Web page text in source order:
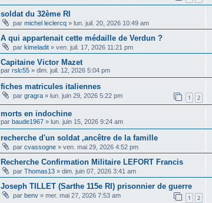
soldat du 32ème RI
par michel leclercq » lun. juil. 20, 2026 10:49 am
A qui appartenait cette médaille de Verdun ?
par kimeladit » ven. juil. 17, 2026 11:21 pm
Capitaine Victor Mazet
par rslc55 » dim. juil. 12, 2026 5:04 pm
fiches matricules italiennes
par gragra » lun. juin 29, 2026 5:22 pm 1 2
morts en indochine
par baude1967 » lun. juin 15, 2026 9:24 am
recherche d'un soldat ,ancêtre de la famille
par cvassogne » ven. mai 29, 2026 4:52 pm
Recherche Confirmation Militaire LEFORT Francis
par Thomas13 » dim. juin 07, 2026 3:41 am
Joseph TILLET (Sarthe 115e RI) prisonnier de guerre
par benv » mer. mai 27, 2026 7:53 am 1 2